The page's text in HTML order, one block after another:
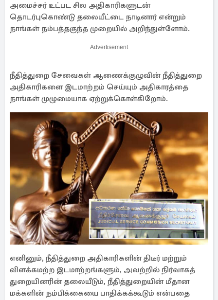
அமைச்சர் உட்பட சில அதிகாரிகளுடன்
தொடர்புகொண்டு தலையீட்டை நாடினார் என்றும்
நாங்கள் நம்பத்தகுந்த முறையில் அறிந்துள்ளோம்.
Advertisement
நீதித்துறை சேவைகள் ஆணைக்குழுவின் நீதித்துறை
அதிகாரிகளை இடமாற்றம் செய்யும் அதிகாரத்தை
நாங்கள் முழுமையாக ஏற்றுக்கொள்கிறோம்.
எனினும், நீதித்துறை அதிகாரிகளின் திடீர் மற்றும்
விளக்கமற்ற இடமாற்றங்களும், அவற்றில் நிர்வாகத்
துறையினரின் தலையீடும், நீதித்துறையின் மீதான
மக்களின் நம்பிக்கையை பாதிக்கக்கூடும் என்பதை